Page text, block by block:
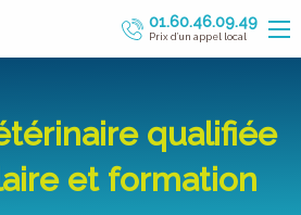
01.60.46.09.49
Prix d’un appel local
qualifiée
et formation